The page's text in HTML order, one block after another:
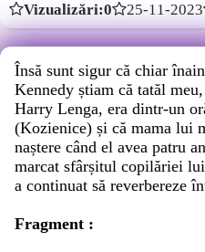
Vizualizări:0 25-11-2023
Însă sunt sigur că chiar
Kennedy știam că tatăl meu,
Harry Lenga, era dintr-un
(Kozienice) și că mama lui
naștere când el avea patru
marcat sfârșitul copilăriei
a continuat să reverbereze
Fragment :